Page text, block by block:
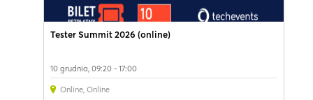
Tester Summit 2026 (online)
10 grudnia, 09:20 - 17:00
Online, Online